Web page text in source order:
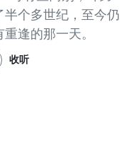
半个多世纪，至今仍
重逢的那一天。
收听